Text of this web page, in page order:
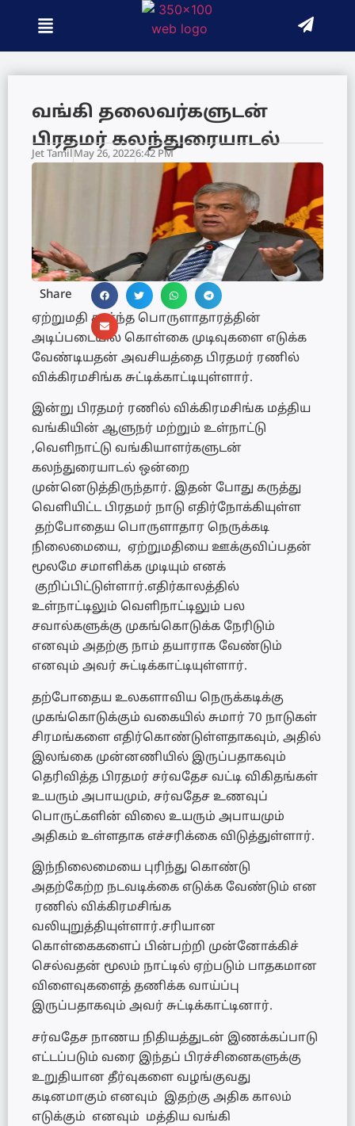
வங்கி தலைவர்களுடன்
பிரதமர் கலந்துரையாடல்
Jet TamilMay 26, 20226:42 PM
Share
ஏற்றுமதி சார்ந்த பொருளாதாரத்தின்
அடிப்படையில் கொள்கை முடிவுகளை எடுக்க
வேண்டியதன் அவசியத்தை பிரதமர் ரணில்
விக்கிரமசிங்க சுட்டிக்காட்டியுள்ளார்.
இன்று பிரதமர் ரணில் விக்கிரமசிங்க மத்திய
வங்கியின் ஆளுநர் மற்றும் உள்நாட்டு
,வெளிநாட்டு வங்கியாளர்களுடன்
கலந்துரையாடல் ஒன்றை
முன்னெடுத்திருந்தார். இதன் போது கருத்து
வெளியிட்ட பிரதமர் நாடு எதிர்நோக்கியுள்ள
தற்போதைய பொருளாதார நெருக்கடி
நிலைமையை, ஏற்றுமதியை ஊக்குவிப்பதன்
மூலமே சமாளிக்க முடியும் எனக்
குறிப்பிட்டுள்ளார்.எதிர்காலத்தில்
உள்நாட்டிலும் வெளிநாட்டிலும் பல
சவால்களுக்கு முகங்கொடுக்க நேரிடும்
எனவும் அதற்கு நாம் தயாராக வேண்டும்
எனவும் அவர் சுட்டிக்காட்டியுள்ளார்.
தற்போதைய உலகளாவிய நெருக்கடிக்கு
முகங்கொடுக்கும் வகையில் சுமார் 70 நாடுகள்
சிரமங்களை எதிர்கொண்டுள்ளதாகவும், அதில்
இலங்கை முன்னணியில் இருப்பதாகவும்
தெரிவித்த பிரதமர் சர்வதேச வட்டி விகிதங்கள்
உயரும் அபாயமும், சர்வதேச உணவுப்
பொருட்களின் விலை உயரும் அபாயமும்
அதிகம் உள்ளதாக எச்சரிக்கை விடுத்துள்ளார்.
இந்நிலைமையை புரிந்து கொண்டு
அதற்கேற்ற நடவடிக்கை எடுக்க வேண்டும் என
ரணில் விக்கிரமசிங்க
வலியுறுத்தியுள்ளார்.சரியான
கொள்கைகளைப் பின்பற்றி முன்னோக்கிச்
செல்வதன் மூலம் நாட்டில் ஏற்படும் பாதகமான
விளைவுகளைத் தணிக்க வாய்ப்பு
இருப்பதாகவும் அவர் சுட்டிக்காட்டினார்.
சர்வதேச நாணய நிதியத்துடன் இணக்கப்பாடு
எட்டப்படும் வரை இந்தப் பிரச்சினைகளுக்கு
உறுதியான தீர்வுகளை வழங்குவது
கடினமாகும் எனவும் இதற்கு அதிக காலம்
எடுக்கும் எனவும் மத்திய வங்கி